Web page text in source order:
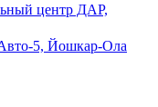
центр ДАР,
5, Йошкар-Ола